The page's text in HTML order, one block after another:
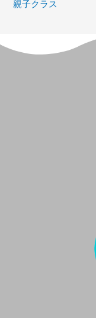
親子クラス